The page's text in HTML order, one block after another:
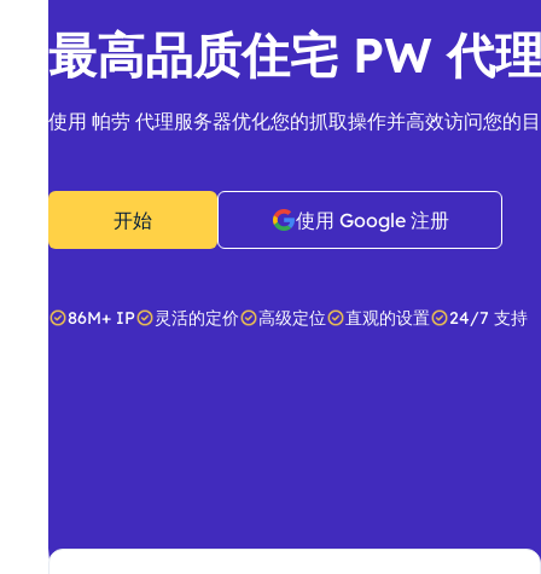
最高品质住宅 PW 代
使用 帕劳 代理服务器优化您的抓取操作并高效访问您的
开始 使用 Google 注册
86M+ IP 灵活的定价 高级定位 直观的设置 24/7 支持